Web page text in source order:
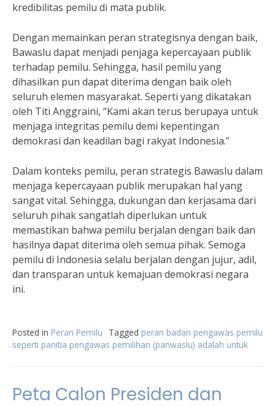
kredibilitas pemilu di mata publik.
Dengan memainkan peran strategisnya dengan baik,
Bawaslu dapat menjadi penjaga kepercayaan publik
terhadap pemilu. Sehingga, hasil pemilu yang
dihasilkan pun dapat diterima dengan baik oleh
seluruh elemen masyarakat. Seperti yang dikatakan
oleh Titi Anggraini, “Kami akan terus berupaya untuk
menjaga integritas pemilu demi kepentingan
demokrasi dan keadilan bagi rakyat Indonesia.”
Dalam konteks pemilu, peran strategis Bawaslu dalam
menjaga kepercayaan publik merupakan hal yang
sangat vital. Sehingga, dukungan dan kerjasama dari
seluruh pihak sangatlah diperlukan untuk
memastikan bahwa pemilu berjalan dengan baik dan
hasilnya dapat diterima oleh semua pihak. Semoga
pemilu di Indonesia selalu berjalan dengan jujur, adil,
dan transparan untuk kemajuan demokrasi negara
ini.
Posted in Peran Pemilu Tagged peran badan pengawas pemilu
seperti panitia pengawas pemilihan (panwaslu) adalah untuk
Peta Calon Presiden dan